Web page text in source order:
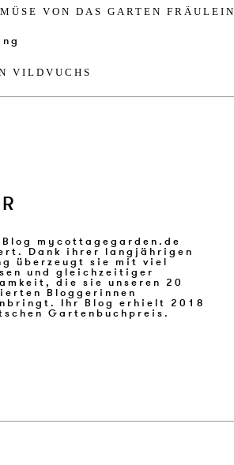
VON DAS GAR­TEN FRÄULEIN
VILD­VUCHS
Gartenbuchpreis.